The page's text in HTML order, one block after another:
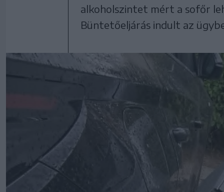
alkoholszintet mért a sofőr
Büntetőeljárás indult az